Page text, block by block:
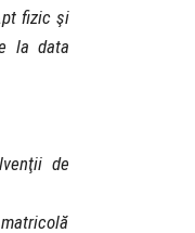
fizic şi
la data
de